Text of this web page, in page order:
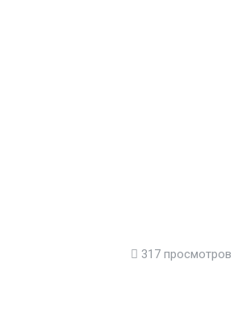
317 просмотров